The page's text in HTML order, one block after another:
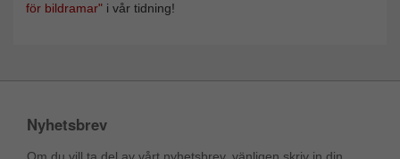
för bildramar" i vår tidning!
Nyhetsbrev